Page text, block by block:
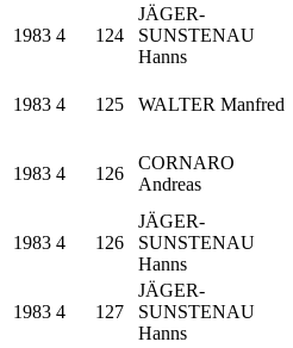
1983 4 124
JÄGER-
SUNSTENAU
Hanns
1983 4 125 WALTER Manfred
1983 4 126
CORNARO
Andreas
1983 4 126
JÄGER-
SUNSTENAU
Hanns
1983 4 127
JÄGER-
SUNSTENAU
Hanns